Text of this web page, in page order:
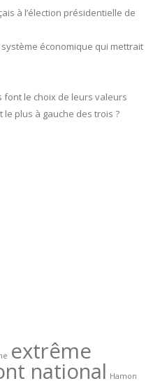
à l’élection présidentielle de
économique qui mettrait
font le choix de leurs valeurs
le plus à gauche des trois ?
extrême
national Hamon